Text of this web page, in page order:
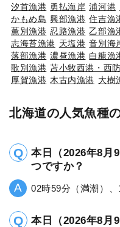
汐首漁港 勇払海岸 浦河港
かもめ島 興部漁港 住吉漁
薫別漁港 忍路漁港 乙部漁
志海苔漁港 天塩港 音別海
落部漁港 濃昼漁港 白糠漁
歌別漁港 苫小牧西港・西
厚賀漁港 木古内漁港 大樹
北海道の人気魚種
本日（2026年8月
つですか？
02時59分（満潮）、
本日（2026年8月